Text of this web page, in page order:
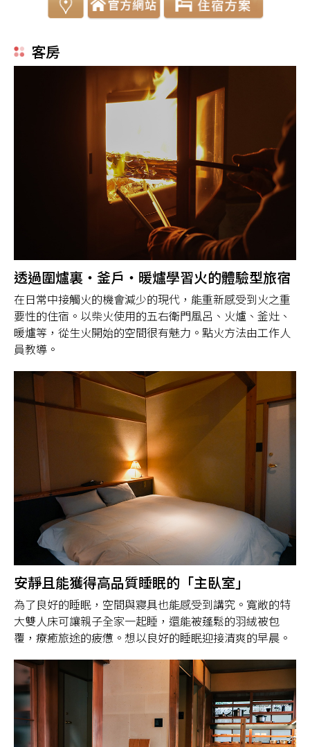
客房
透過圍爐裏・釜戶・暖爐學習火的體驗型旅宿
在日常中接觸火的機會減少的現代，能重新感受到火之重
要性的住宿。以柴火使用的五右衛門風呂、火爐、釜灶、
暖爐等，從生火開始的空間很有魅力。點火方法由工作人
員教導。
安靜且能獲得高品質睡眠的「主臥室」
為了良好的睡眠，空間與寢具也能感受到講究。寬敞的特
大雙人床可讓親子全家一起睡，還能被蓬鬆的羽絨被包
覆，療癒旅途的疲憊。想以良好的睡眠迎接清爽的早晨。